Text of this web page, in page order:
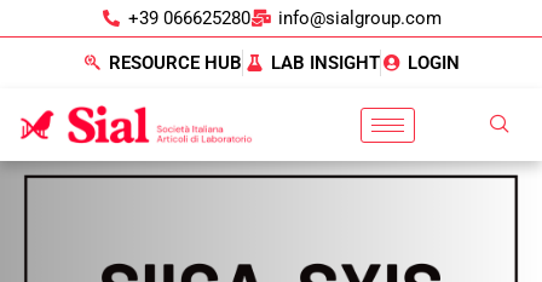
+39 066625280 info@sialgroup.com
RESOURCE HUB LAB INSIGHT LOGIN